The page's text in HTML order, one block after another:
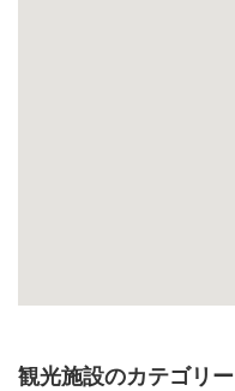
観光施設のカテゴリー